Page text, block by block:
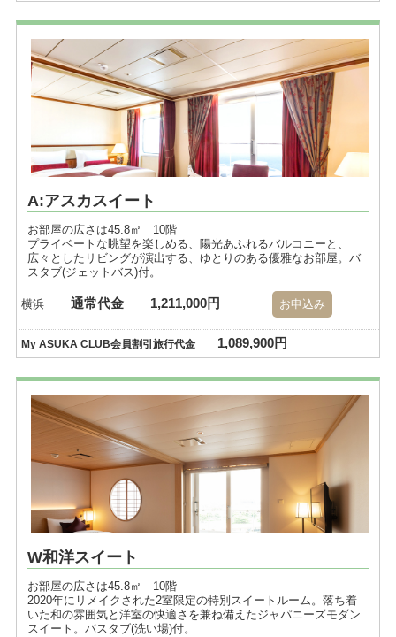
A:アスカスイート
お部屋の広さは45.8㎡ 10階
プライベートな眺望を楽しめる、陽光あふれるバルコニーと、
広々としたリビングが演出する、ゆとりのある優雅なお部屋。バ
スタブ(ジェットバス)付。
横浜 通常代金 1,211,000円 お申込み
My ASUKA CLUB会員割引旅行代金 1,089,900円
W和洋スイート
お部屋の広さは45.8㎡ 10階
2020年にリメイクされた2室限定の特別スイートルーム。落ち着
いた和の雰囲気と洋室の快適さを兼ね備えたジャパニーズモダン
スイート。バスタブ(洗い場)付。